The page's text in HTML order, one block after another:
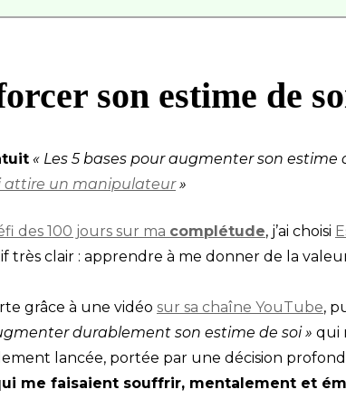
son estime de
« Les 5 bases pour augmenter son estime
attire un manipulateur»
des 100 jours sur ma complétude, j’ai choisi
très clair : apprendre à me donner de la
grâce à une vidéo sur sa chaîne YouTube,
durablement son estime de soi » qui
lancée, portée par une décision
me faisaient souffrir, mentalement et